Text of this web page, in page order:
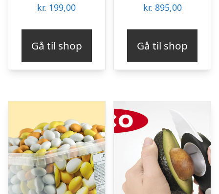
kr. 199,00
Gå til shop
kr. 895,00
Gå til shop